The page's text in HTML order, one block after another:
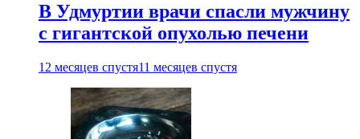
В Удмуртии врачи спасли мужчину
с гигантской опухолью печени
12 месяцев спустя11 месяцев спустя